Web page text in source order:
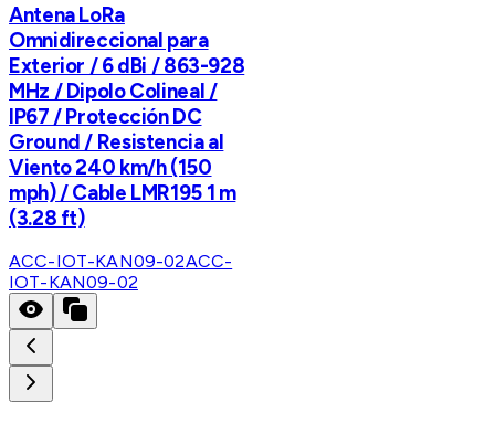
Antena LoRa
Omnidireccional para
Exterior / 6 dBi / 863-928
MHz / Dipolo Colineal /
IP67 / Protección DC
Ground / Resistencia al
Viento 240 km/h (150
mph) / Cable LMR195 1 m
(3.28 ft)
ACC-IOT-KAN09-02ACC-
IOT-KAN09-02